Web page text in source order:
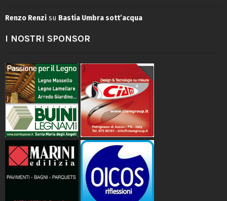
Renzo Renzi su Bastia Umbra sott’acqua
I NOSTRI SPONSOR